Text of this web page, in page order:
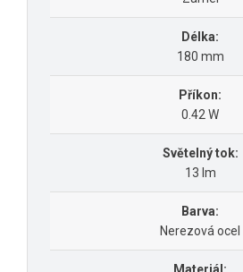
Délka:
180 mm
Příkon:
0.42 W
Světelný tok:
13 lm
Barva:
Nerezová ocel